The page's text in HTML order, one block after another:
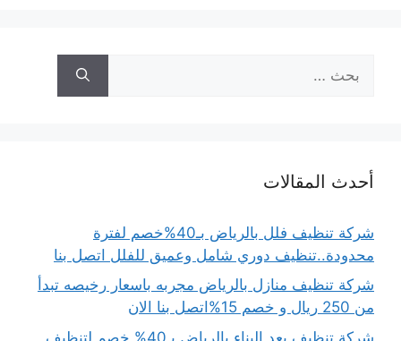
عن:
أحدث المقالات
شركة تنظيف فلل بالرياض بـ40%خصم لفترة
محدودة..تنظيف دوري شامل وعميق للفلل اتصل بنا
شركة تنظيف منازل بالرياض مجربه باسعار رخيصه تبدأ
من 250 ريال و خصم 15%اتصل بنا الان
شركة تنظيف بعد البناء بالرياض بـ40% خصم لتنظيف